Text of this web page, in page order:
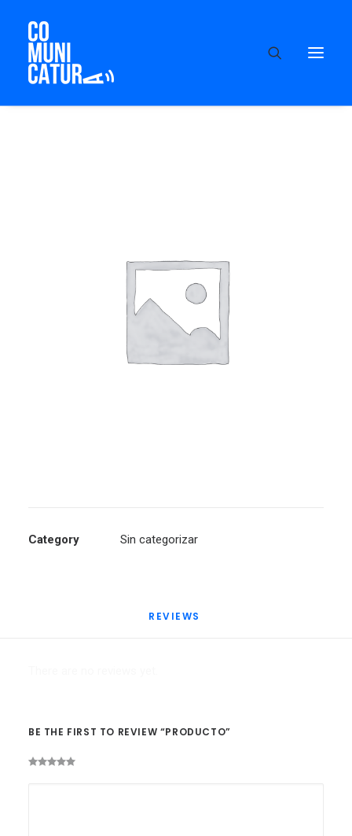
Category Sin categorizar
REVIEWS
BE THE FIRST TO REVIEW “PRODUCTO”